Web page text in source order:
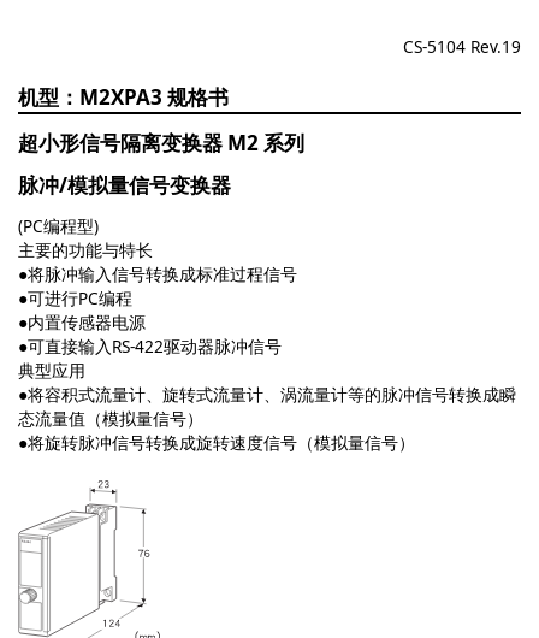
CS-5104 Rev.19
M2XPA3
超小形信号隔离变换器 M2 系列
脉冲/模拟量信号变换器
(PC编程型)
主要的功能与特长
●将脉冲输入信号转换成标准过程信号
●可进行PC编程
●内置传感器电源
●可直接输入RS-422驱动器脉冲信号
典型应用
●将容积式流量计、旋转式流量计、涡流量计等的脉冲信号转换成瞬
态流量值（模拟量信号）
●将旋转脉冲信号转换成旋转速度信号（模拟量信号）